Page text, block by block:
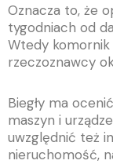
Oznacza to, że
tygodniach od
Wtedy
rzeczoznawcy
Biegły ma
maszyn i
uwzględnić też
nieruchomość,